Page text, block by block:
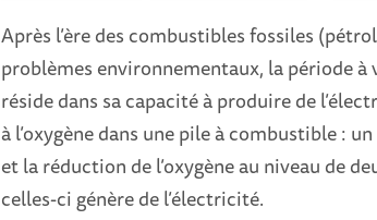
Après l’ère des combustibles fossiles
problèmes environnementaux, la période à
réside dans sa capacité à produire de
à l’oxygène dans une pile à combustible :
et la réduction de l’oxygène au niveau de
celles-ci génère de l’électricité.